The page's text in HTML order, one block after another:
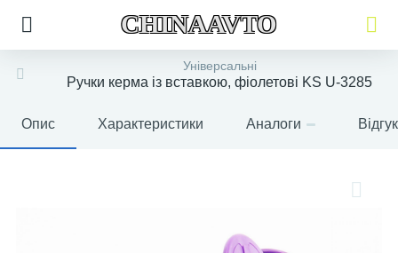
CHINAAVTO
Універсальні
Ручки керма із вставкою, фіолетові KS U-3285
Опис Характеристики Аналоги